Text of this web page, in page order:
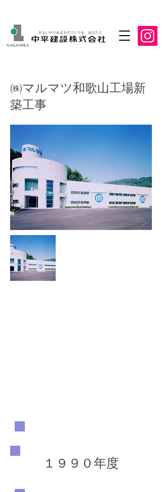
おもいやりあるものづくりを あなたと
㈱マルマツ和歌山工場新
築工事
１９９０年度